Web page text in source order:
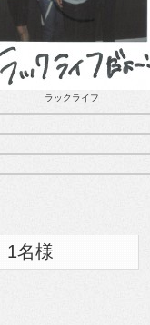
ラックライフ
名様